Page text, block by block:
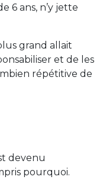
6 ans, n’y jette
grand allait
et de les
répétitive de
devenu
pourquoi.